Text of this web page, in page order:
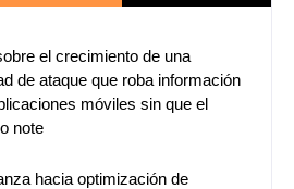
el crecimiento de una
de ataque que roba información
móviles sin que el
note
hacia optimización de